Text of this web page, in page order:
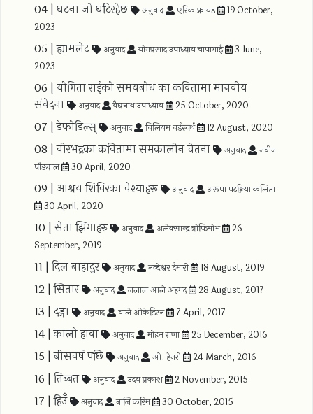
04 |घटना जो घटिरहेछ अनुवाद एरिक फ्रायड
19 October,
2023
05 |ह्यामलेट अनुवाद योगप्रसाद उपाध्याय चापागाईं
3 June,
2023
06 | योगिता राईको समयबोध का कवितामा मानवीय
संवेदना
अनुवाद बैद्यनाथ उपाध्याय 25 October, 2020
07 |डेफोडिल्स् अनुवाद विलियम वर्डस्वर्थ 12 August, 2020
08 |वीरभद्रका कवितामा समकालीन चेतना अनुवाद
नवीन
पौड्याल
30 April, 2020
09 | आश्रय शिविरका वेश्याहरू अनुवाद
अरूपा पटङ्गिया कलिता
30 April, 2020
10 |सेता झिंगाहरु अनुवाद अलेक्सान्द्र त्रोफिमोभ
26
September, 2019
11 |दिल बाहादुर अनुवाद नन्देश्वर दैमारी 18 August, 2019
12 |सितार अनुवाद जलाल आले अहमद 28 August, 2017
13 |दङ्गा अनुवाद वाले ओकेडिरन 7 April, 2017
14 |कालो हावा अनुवाद मोहन राणा 25 December, 2016
15 |बीसवर्ष पछि अनुवाद ओ. हेनरी 24 March, 2016
16 |तिब्बत अनुवाद उदय प्रकाश 2 November, 2015
17 |हिउँ अनुवाद नाजि करिम 30 October, 2015